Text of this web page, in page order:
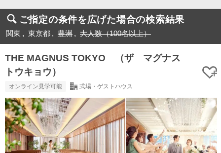
ご指定の条件を広げた場合の検索結果
関東 東京都 豊洲 大人数（100名以上）
THE MAGNUS TOKYO （ザ マグナス
トウキョウ）
オンライン見学可能 式場・ゲストハウス